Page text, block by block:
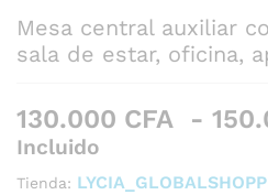
Mesa central auxiliar
sala de estar, oficina,
130.000 CFA -
Incluido
Tienda: